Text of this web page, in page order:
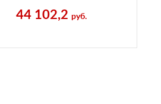
44 102,2 руб.